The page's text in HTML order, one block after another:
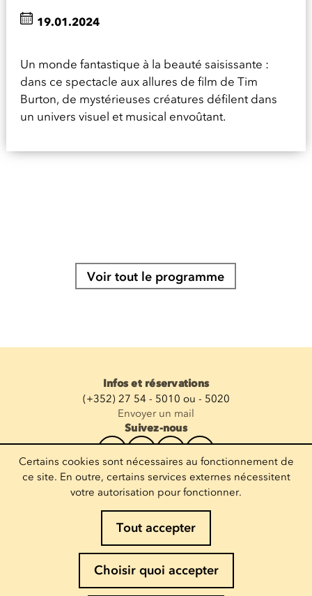
Un monde fantastique à la beauté saisissante :
dans ce spectacle aux allures de film de Tim
Burton, de mystérieuses créatures défilent dans
un univers visuel et musical envoûtant.
19.01.2024
Voir tout le programme
Infos et réservations
(+352) 27 54 - 5010 ou - 5020
Envoyer un mail
Suivez-nous
Recevoir la newsletter
Entrez votre mail
Politique de Cookies
Certains cookies sont nécessaires au fonctionnement de
ce site. En outre, certains services externes nécessitent
votre autorisation pour fonctionner.
Tout accepter
Choisir quoi accepter